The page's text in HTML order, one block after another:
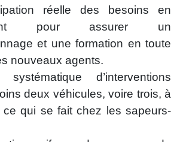
réelle des besoins en
pour assurer un
et une formation en toute
nouveaux agents.
systématique d’interventions
deux véhicules, voire trois, à
ce qui se fait chez les sapeurs-